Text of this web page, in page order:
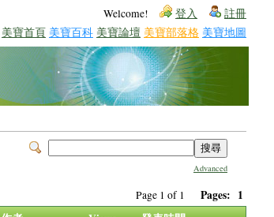
Welcome! 登入 註冊
美寶首頁 美寶百科 美寶論壇 美寶部落格 美寶地圖
Advanced
Page 1 of 1 Pages: 1